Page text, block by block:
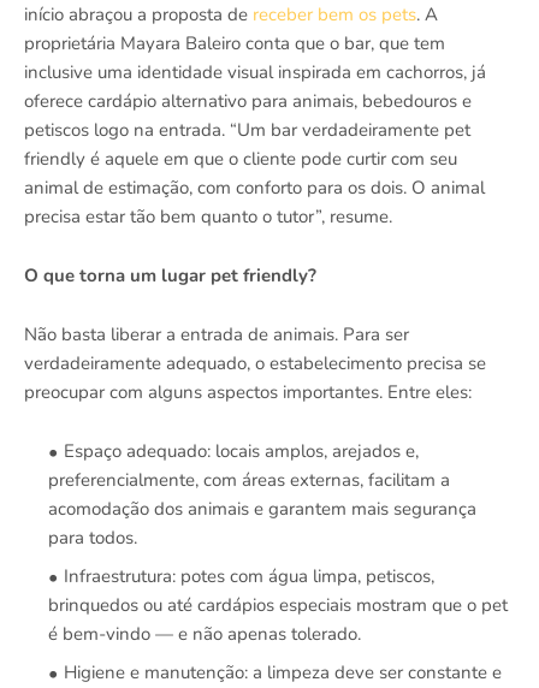
início abraçou a proposta de receber bem os pets. A
proprietária Mayara Baleiro conta que o bar, que tem
inclusive uma identidade visual inspirada em cachorros, já
oferece cardápio alternativo para animais, bebedouros e
petiscos logo na entrada. “Um bar verdadeiramente pet
friendly é aquele em que o cliente pode curtir com seu
animal de estimação, com conforto para os dois. O animal
precisa estar tão bem quanto o tutor”, resume.
O que torna um lugar pet friendly?
Não basta liberar a entrada de animais. Para ser
verdadeiramente adequado, o estabelecimento precisa se
preocupar com alguns aspectos importantes. Entre eles:
Espaço adequado: locais amplos, arejados e,
preferencialmente, com áreas externas, facilitam a
acomodação dos animais e garantem mais segurança
para todos.
Infraestrutura: potes com água limpa, petiscos,
brinquedos ou até cardápios especiais mostram que o pet
é bem-vindo — e não apenas tolerado.
Higiene e manutenção: a limpeza deve ser constante e